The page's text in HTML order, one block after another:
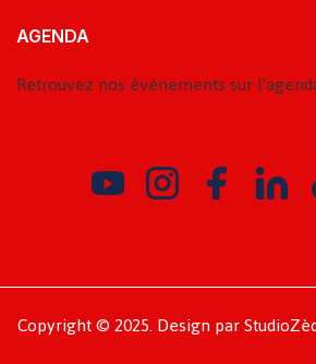
AGENDA
Retrouvez nos événements sur
Copyright © 2025. Design par